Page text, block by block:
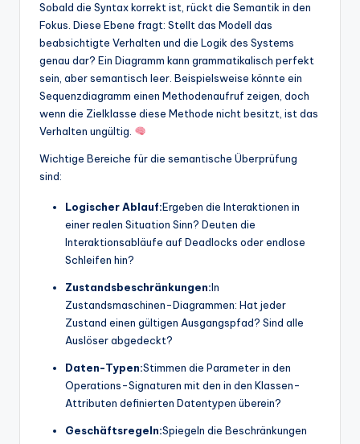
Sobald die Syntax korrekt ist, rückt die Semantik in den
Fokus. Diese Ebene fragt: Stellt das Modell das
beabsichtigte Verhalten und die Logik des Systems
genau dar? Ein Diagramm kann grammatikalisch perfekt
sein, aber semantisch leer. Beispielsweise könnte ein
Sequenzdiagramm einen Methodenaufruf zeigen, doch
wenn die Zielklasse diese Methode nicht besitzt, ist das
Verhalten ungültig.
Wichtige Bereiche für die semantische Überprüfung
sind:
Logischer Ablauf:Ergeben die Interaktionen in
einer realen Situation Sinn? Deuten die
Interaktionsabläufe auf Deadlocks oder endlose
Schleifen hin?
Zustandsbeschränkungen:In
Zustandsmaschinen-Diagrammen: Hat jeder
Zustand einen gültigen Ausgangspfad? Sind alle
Auslöser abgedeckt?
Daten-Typen:Stimmen die Parameter in den
Operations-Signaturen mit den in den Klassen-
Attributen definierten Datentypen überein?
Geschäftsregeln:Spiegeln die Beschränkungen